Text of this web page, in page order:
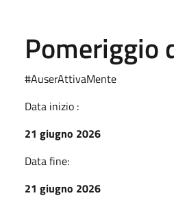
Pomeriggio
#AuserAttivaMente
Data inizio :
21 giugno 2026
Data fine:
21 giugno 2026